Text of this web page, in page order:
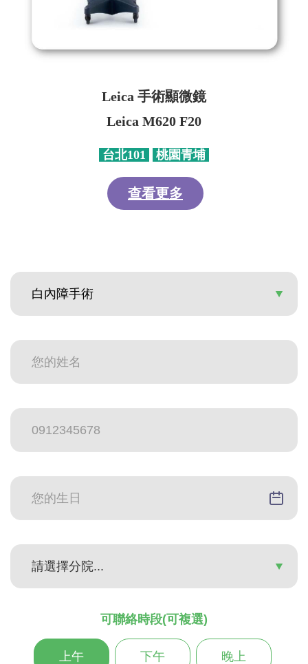
Leica 手術顯微鏡
Leica M620 F20
台北101 桃園青埔
查看更多
可聯絡時段(可複選)
上午 下午 晚上